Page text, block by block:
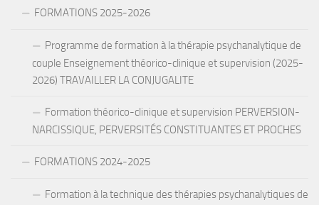
FORMATIONS 2025-2026
Programme de formation à la thérapie psychanalytique de
couple Enseignement théorico-clinique et supervision (2025-
2026) TRAVAILLER LA CONJUGALITE
Formation théorico-clinique et supervision PERVERSION-
NARCISSIQUE, PERVERSITÉS CONSTITUANTES ET PROCHES
FORMATIONS 2024-2025
Formation à la technique des thérapies psychanalytiques de